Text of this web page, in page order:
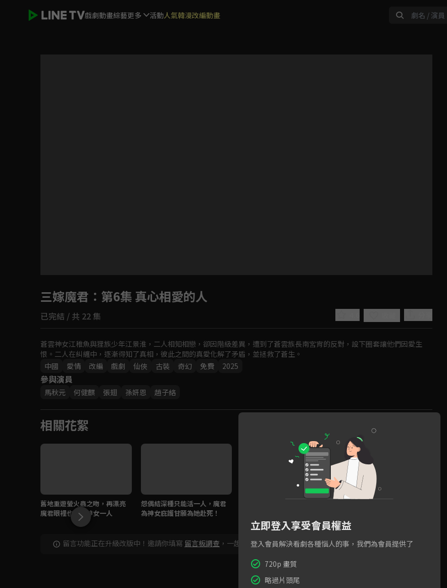
戲劇動畫綜藝更多 活動人氣韓漫改編動畫
如有不便請見諒
三嫁魔君 ：第6集 真心相愛的人
已完結 / 共 22 集
蒼雲神女江稚魚與狸族少年江景淮，二人相知相戀，卻因階級差異，遭到了蒼雲族長南宮宵的反對，設下圈套讓他們因愛生
恨。二人在糾纏中，逐漸得知了真相，彼此之間的真愛化解了矛盾，並拯救了蒼生。
中國
愛情 改編 戲劇 仙俠 古裝 奇幻 免費 2025
參與演員
馬秋元 何健麒 張翅 孫妍恩 趙子絡
相關花絮
舊地重遊螢火蟲之吻，再漂亮
魔君眼裡也只有神女一人
怨偶結深種只能活一人，魔君
為神女庇護甘願為她赴死！
留言功能正在升級改版中！邀請你填寫 留言板調查 ，一起共創新版留言功能！ 顯示更多
立即登入享受會員權益
登入會員解決看劇各種惱人的事，我們為會員提供了
720p 畫質
略過片頭尾